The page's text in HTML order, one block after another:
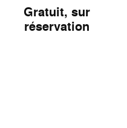
Gratuit, sur
réservation